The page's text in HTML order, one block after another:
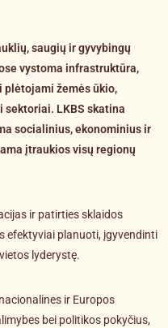
saugių ir gyvybingų
vystoma infrastruktūra,
plėtojami žemės ūkio,
LKBS skatina
socialinius, ekonominius ir
įtraukios visų regionų
ir patirties sklaidos
efektyviai planuoti, įgyvendinti
lyderystę.
ir Europos
bei politikos pokyčius,